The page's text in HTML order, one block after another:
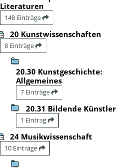
Literaturen
148 Einträge
20 Kunstwissenschaften
8 Einträge
20.30 Kunstgeschichte:
Allgemeines
7 Einträge
20.31 Bildende Künstler
1 Eintrag
24 Musikwissenschaft
10 Einträge